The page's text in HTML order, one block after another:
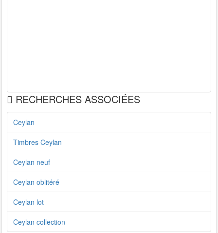
RECHERCHES ASSOCIÉES
Ceylan
Timbres Ceylan
Ceylan neuf
Ceylan oblitéré
Ceylan lot
Ceylan collection